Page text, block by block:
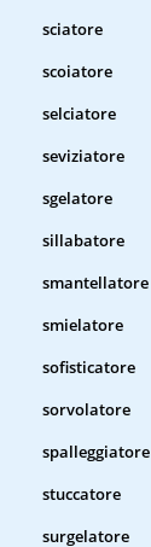
sciatore
scoiatore
selciatore
seviziatore
sgelatore
sillabatore
smantellatore
smielatore
sofisticatore
sorvolatore
spalleggiatore
stuccatore
surgelatore